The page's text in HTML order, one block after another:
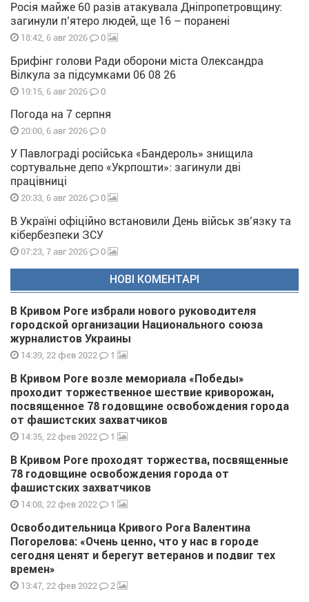
Росія майже 60 разів атакувала Дніпропетровщину:
загинули п’ятеро людей, ще 16 – поранені
18:42, 6 авг 2026 0
Брифінг голови Ради оборони міста Олександра
Вілкула за підсумками 06 08 26
19:15, 6 авг 2026 0
Погода на 7 серпня
20:00, 6 авг 2026 0
У Павлограді російська «Бандероль» знищила
сортувальне депо «Укрпошти»: загинули дві
працівниці
20:33, 6 авг 2026 0
В Україні офіційно встановили День військ зв’язку та
кібербезпеки ЗСУ
07:23, 7 авг 2026 0
НОВІ КОМЕНТАРІ
В Кривом Роге избрали нового руководителя
городской организации Национального союза
журналистов Украины
14:39, 22 фев 2022 1
В Кривом Роге возле мемориала «Победы»
проходит торжественное шествие криворожан,
посвященное 78 годовщине освобождения города
от фашистских захватчиков
14:35, 22 фев 2022 1
В Кривом Роге проходят торжества, посвященные
78 годовщине освобождения города от
фашистских захватчиков
14:08, 22 фев 2022 1
Освободительница Кривого Рога Валентина
Погорелова: «Очень ценно, что у нас в городе
сегодня ценят и берегут ветеранов и подвиг тех
времен»
13:47, 22 фев 2022 2